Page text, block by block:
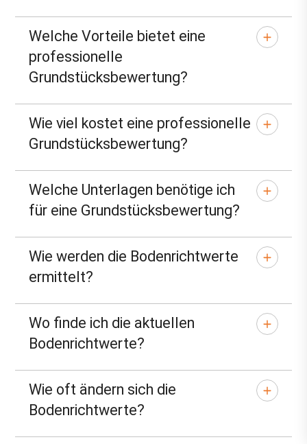
Welche Vorteile bietet eine
professionelle
Grundstücksbewertung?
Wie viel kostet eine professionelle
Grundstücksbewertung?
Welche Unterlagen benötige ich
für eine Grundstücksbewertung?
Wie werden die Bodenrichtwerte
ermittelt?
Wo finde ich die aktuellen
Bodenrichtwerte?
Wie oft ändern sich die
Bodenrichtwerte?